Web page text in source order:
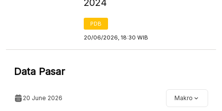
2024
PDB
20/06/2026, 18:30 WIB
Data Pasar
20 June 2026 Makro